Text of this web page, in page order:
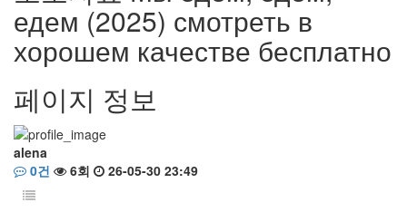
едем (2025) смотреть в
хорошем качестве бесплатно
페이지 정보
alena
0건
6회 26-05-30 23:49